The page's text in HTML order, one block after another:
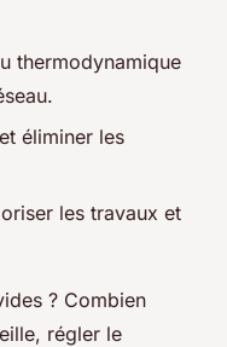
thermodynamique
éliminer les
les travaux et
? Combien
régler le